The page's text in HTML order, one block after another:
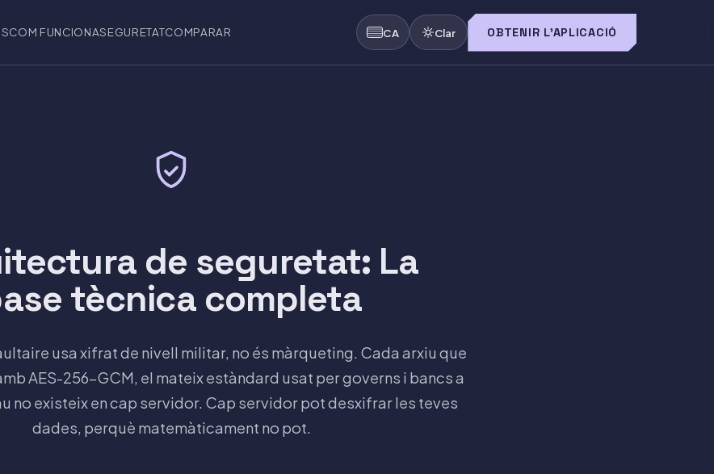
COM FUNCIONASEGURETATCOMPARAR CA Clar OBTENIR L'APLICACIÓ
de seguretat: La
tècnica completa
usa xifrat de nivell militar, no és màrqueting. Cada arxiu que
AES-256-GCM, el mateix estàndard usat per governs i bancs a
no existeix en cap servidor. Cap servidor pot desxifrar les teves
dades, perquè matemàticament no pot.